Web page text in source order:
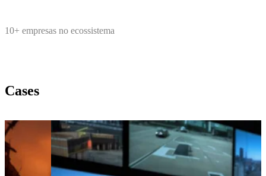
10+ empresas no ecossistema
Cases